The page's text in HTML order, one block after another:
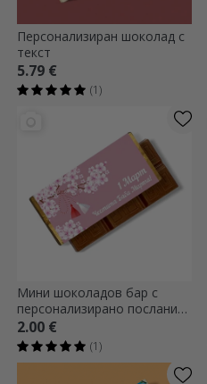
Персонализиран шоколад с
текст
5.79 €
(1)
Мини шоколадов бар с
персонализирано послание
- 1 март
2.00 €
(1)